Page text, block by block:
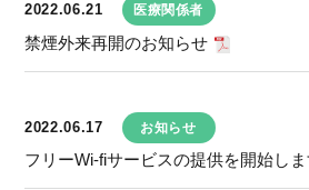
2022.06.21 医療関係者
禁煙外来再開のお知らせ
2022.06.17 お知らせ
フリーWi-fiサービスの提供を開始しま